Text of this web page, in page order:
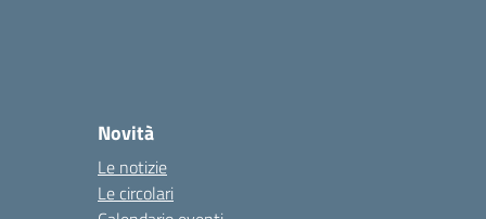
Novità
Le notizie
Le circolari